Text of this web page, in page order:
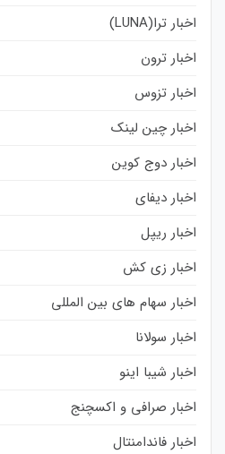
اخبار ترا(LUNA)
اخبار ترون
اخبار تزوس
اخبار چین لینک
اخبار دوج کوین
اخبار دیفای
اخبار ریپل
اخبار زی کش
اخبار سهام های بین المللی
اخبار سولانا
اخبار شیبا اینو
اخبار صرافی و اکسچنج
اخبار فاندامنتال